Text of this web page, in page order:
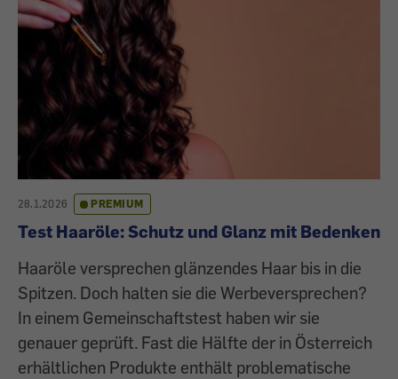
28.1.2026 PREMIUM
Test Haaröle: Schutz und Glanz mit Bedenken
Haaröle versprechen glänzendes Haar bis in die
Spitzen. Doch halten sie die Werbeversprechen?
In einem Gemeinschaftstest haben wir sie
genauer geprüft. Fast die Hälfte der in Österreich
erhältlichen Produkte enthält problematische